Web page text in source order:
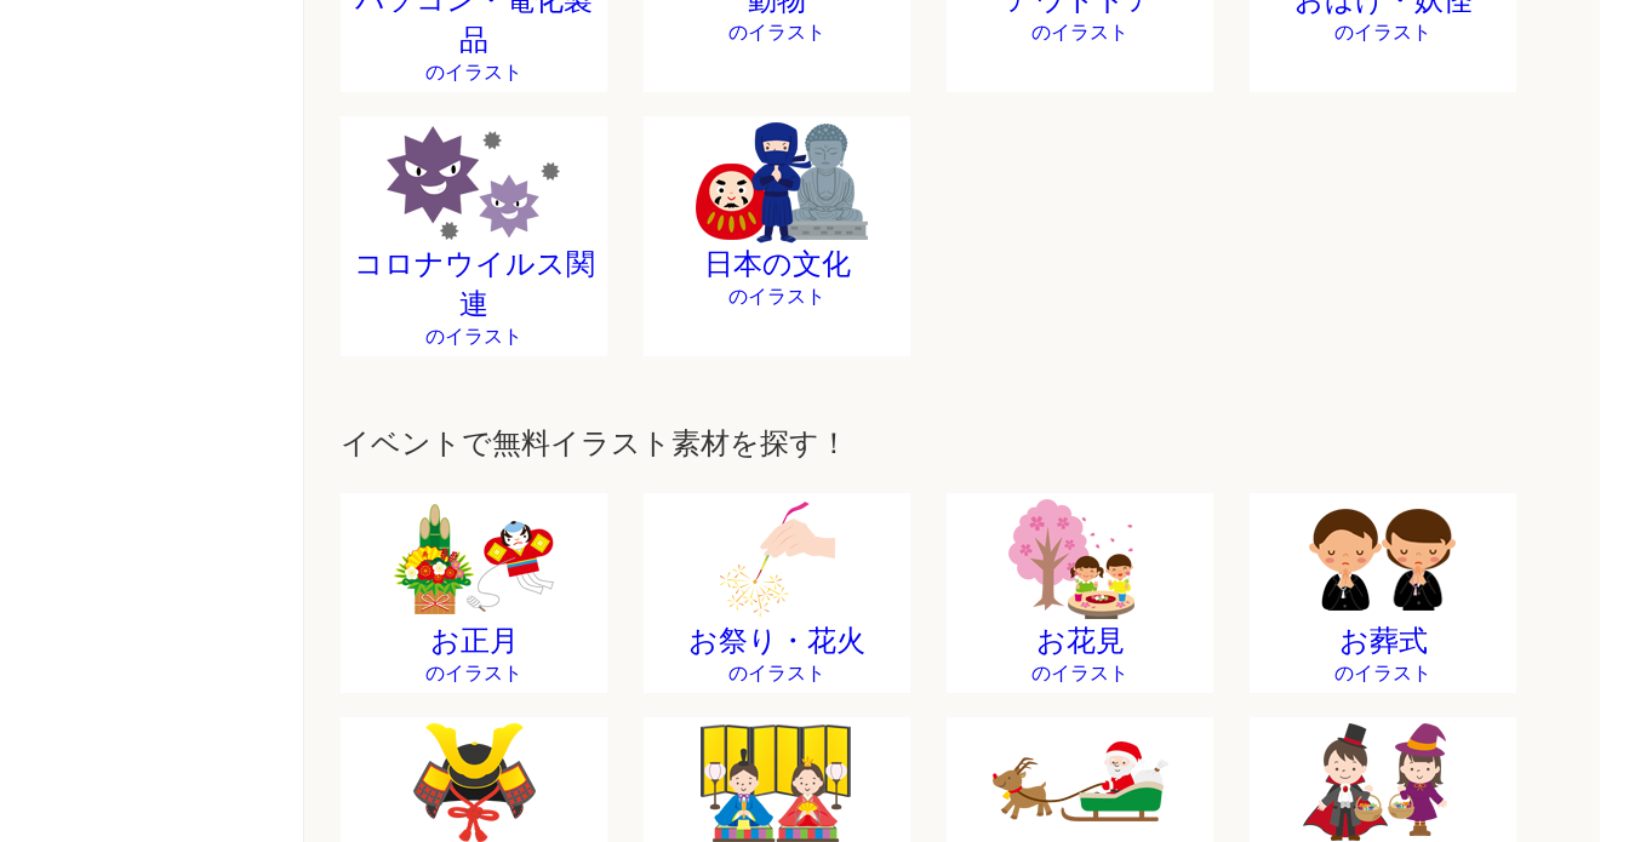
品
のイラスト
のイラスト のイラスト のイラスト
コロナウイルス関
連
のイラスト
日本の文化
のイラスト
イベントで無料イラスト素材を探す！
お正月
のイラスト
お祭り・花火
のイラスト
お花見
のイラスト
お葬式
のイラスト